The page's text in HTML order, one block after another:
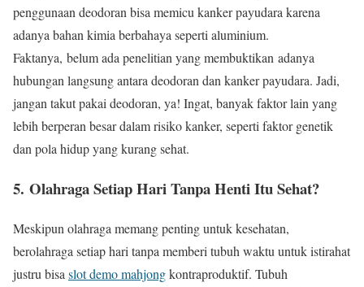
penggunaan deodoran bisa memicu kanker payudara karena
adanya bahan kimia berbahaya seperti aluminium.
Faktanya, belum ada penelitian yang membuktikan adanya
hubungan langsung antara deodoran dan kanker payudara. Jadi,
jangan takut pakai deodoran, ya! Ingat, banyak faktor lain yang
lebih berperan besar dalam risiko kanker, seperti faktor genetik
dan pola hidup yang kurang sehat.
5. Olahraga Setiap Hari Tanpa Henti Itu Sehat?
Meskipun olahraga memang penting untuk kesehatan,
berolahraga setiap hari tanpa memberi tubuh waktu untuk istirahat
justru bisa slot demo mahjongkontraproduktif. Tubuh